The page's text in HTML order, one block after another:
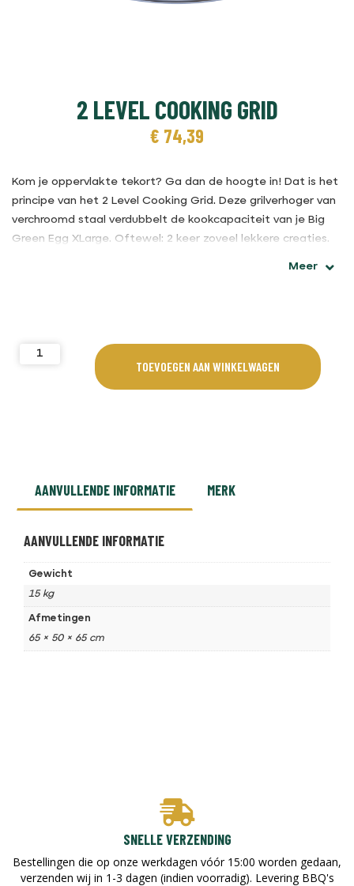
2 LEVEL COOKING GRID
€ 74,39
Kom je oppervlakte tekort? Ga dan de hoogte in! Dat is het
principe van het 2 Level Cooking Grid. Deze grilverhoger van
verchroomd staal verdubbelt de kookcapaciteit van je Big
Green Egg XLarge. Oftewel: 2 keer zoveel lekkere creaties.
Meer
TOEVOEGEN AAN WINKELWAGEN
AANVULLENDE INFORMATIE MERK
AANVULLENDE INFORMATIE
Gewicht
15 kg
Afmetingen
65 × 50 × 65 cm
SNELLE VERZENDING
Bestellingen die op onze werkdagen vóór 15:00 worden gedaan,
verzenden wij in 1-3 dagen (indien voorradig). Levering BBQ's